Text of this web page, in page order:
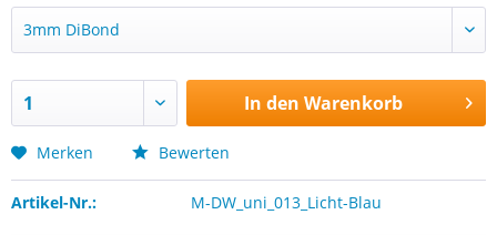
In den Warenkorb
Merken Bewerten
Artikel-Nr.: M-DW_uni_013_Licht-Blau